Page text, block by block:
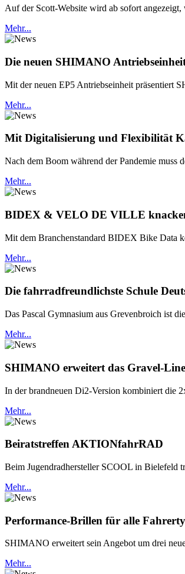
Auf der Scott-Website wird ab sofort
Mehr...
Die neuen SHIMANO
Mit der neuen EP5 Antriebseinheit
Mehr...
Mit Digitalisierung und Flexibilität
Nach dem Boom während der Pandemie muss
Mehr...
BIDEX & VELO DE VILLE
Mit dem Branchenstandard BIDEX Bike Data
Mehr...
Die fahrradfreundlichste Schule
Das Pascal Gymnasium aus Grevenbroich ist
Mehr...
SHIMANO erweitert das Gravel-
In der brandneuen Di2-Version kombiniert die
Mehr...
Beiratstreffen AKTIONfahrRAD
Beim Jugendradhersteller SCOOL in
Mehr...
Performance-Brillen für alle
SHIMANO erweitert sein Angebot um drei
Mehr...